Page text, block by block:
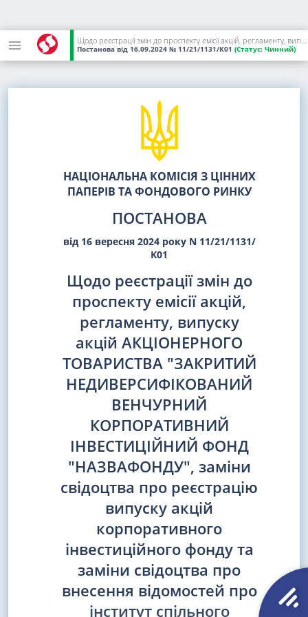
Щодо реєстрації змін до проспекту емісії акцій, регламенту, випуску акцій АКЦІОНЕРНОГО ТОВАРИСТВА "ЗАКРИТИЙ НЕДИВЕРСИФІКОВАНИЙ ВЕНЧУРНИЙ КОРПОРАТИВНИЙ ІНВЕСТИЦІЙНИЙ ФОНД "НАЗВАФОНДУ", заміни свідоцтва про реєстрацію випуску акцій корпоративного інвестиційного фонду та заміни свідоцтва про внесення відомостей про інститут спільного інвестування до Єдиного державного реєстру інститутів спільного інвестування
Постанова від 16.09.2024 № 11/21/1131/К01 (Статус: Чинний)
НАЦІОНАЛЬНА КОМІСІЯ З ЦІННИХ
ПАПЕРІВ ТА ФОНДОВОГО РИНКУ
ПОСТАНОВА
від 16 вересня 2024 року N 11/21/1131/
К01
Щодо реєстрації змін до
проспекту емісії акцій,
регламенту, випуску
акцій АКЦІОНЕРНОГО
ТОВАРИСТВА "ЗАКРИТИЙ
НЕДИВЕРСИФІКОВАНИЙ
ВЕНЧУРНИЙ
КОРПОРАТИВНИЙ
ІНВЕСТИЦІЙНИЙ ФОНД
"НАЗВАФОНДУ", заміни
свідоцтва про реєстрацію
випуску акцій
корпоративного
інвестиційного фонду та
заміни свідоцтва про
внесення відомостей про
інститут спільного